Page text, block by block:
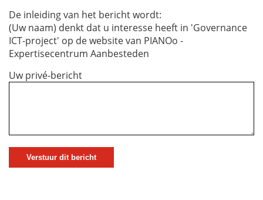
De inleiding van het bericht wordt:
(Uw naam) denkt dat u interesse heeft in 'Governance
ICT-project' op de website van PIANOo -
Expertisecentrum Aanbesteden
Uw privé-bericht